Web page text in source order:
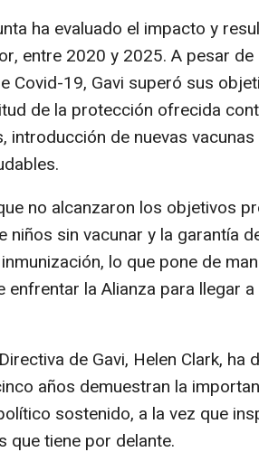
ha evaluado el impacto y
entre 2020 y 2025. A pesar
Covid-19, Gavi superó sus
de la protección ofrecida
introducción de nuevas
no alcanzaron los objetivos
niños sin vacunar y la garantía
lo que pone de
enfrentar la Alianza para llegar
de Gavi, Helen Clark, ha
años demuestran la
sostenido, a la vez que
que tiene por delante.